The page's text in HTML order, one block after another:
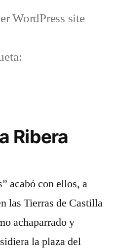
WordPress site
Ribera
acabó con ellos, a
las Tierras de Castilla
achaparrado y
la plaza del